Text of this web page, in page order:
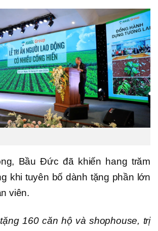
Bầu Đức đã khiến hang trăm
khi tuyên bố dành tặng phần lớn
viên.
160 căn hộ và shophouse, trị